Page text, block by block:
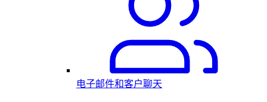
电子邮件和客户聊天